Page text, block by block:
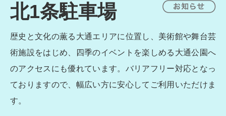
北1条駐車場
歴史と文化の薫る大通エリアに位置し、美術館や舞台芸
術施設をはじめ、四季のイベントを楽しめる大通公園へ
のアクセスにも優れています。バリアフリー対応となっ
ておりますので、幅広い方に安心してご利用いただけま
す。